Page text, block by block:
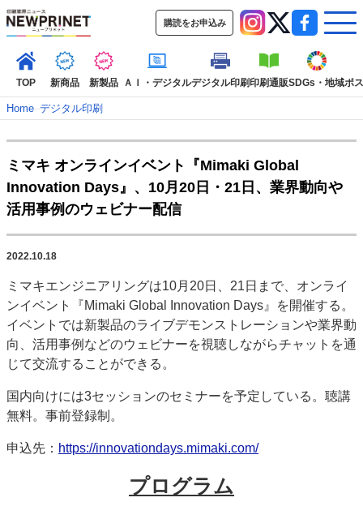
購読をお申込み
TOP 新商品 新製品 ＡＩ・デジタルデジタル印刷印刷通販SDGs・地域ポ
特集記事
動画コンテンツ
インタビュー
コレクション
新商品
市場・統計
人事・移転・異動・訃報
特集記事カテゴリー一覧
2022 見える化・MIS特集
JAPAN PACK 2023 特集
中古印刷機・製本機特集
2022 検査・校正特集
JFPI印刷用語集 印刷機材年鑑
Home–デジタル印刷
ミマキ オンラインイベント『Mimaki Global
Innovation Days』、10月20日・21日、業界動向や
活用事例のウェビナー配信
2022.10.18
ミマキエンジニアリングは10月20日、21日まで、オンライ
ンイベント『Mimaki Global Innovation Days』を開催する。
イベントでは新製品のライブデモンストレーションや業界動
向、活用事例などのウェビナーを視聴しながらチャットを通
じて交流することができる。
国内向けには3セッションのセミナーを予定している。聴講
無料。事前登録制。
申込先： https://innovationdays.mimaki.com/
プログラム